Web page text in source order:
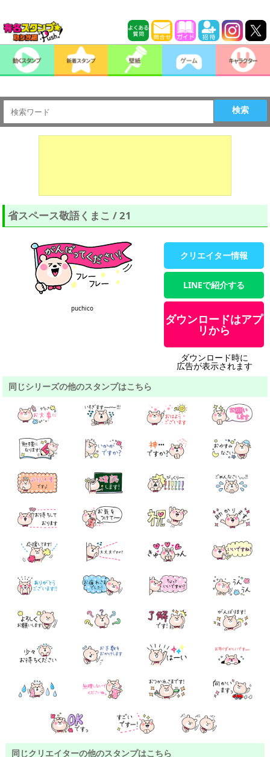
検索
省スペース敬語くまこ / 21
puchico
クリエイター情報
LINEで紹介する
ダウンロードはアプ
リから
ダウンロード時に
広告が表示されます
同じシリーズの他のスタンプはこちら
同じクリエイターの他のスタンプはこちら